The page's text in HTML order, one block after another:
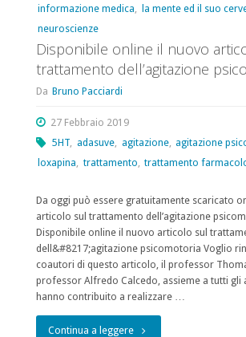
a
di
Pacciardi"
psychomotor
agitation,
online"
informazione medica
la mente ed il suo
neuroscienze
Disponibile online il nuovo
trattamento dell’agitazione
Da Bruno Pacciardi
27 Febbraio 2019
5HT adasuve agitazione, agitazione
loxapina
trattamento trattamento
Da oggi può essere gratuitamente scaricato
articolo sul trattamento dell’agitazione
Disponibile online il nuovo articolo sul
dell&#8217;agitazione psicomotoria Voglio
coautori di questo articolo, il professor
professor Alfredo Calcedo, assieme a tutti gli
hanno contribuito a realizzare …
Continua a leggere"Disponibile